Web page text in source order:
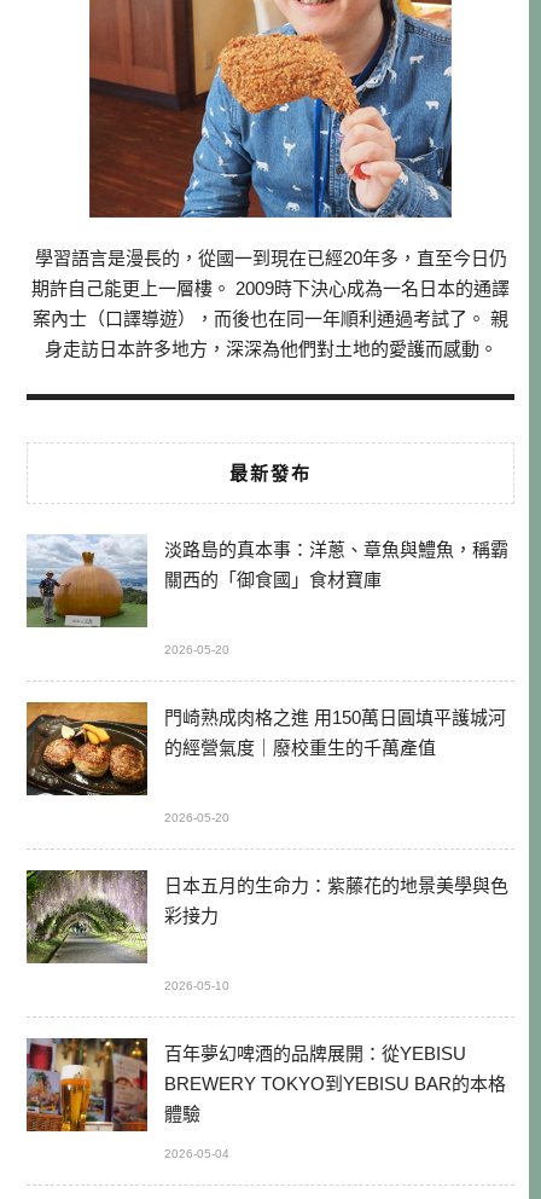
學習語言是漫長的，從國一到現在已經20年多，直至今日仍
期許自己能更上一層樓。 2009時下決心成為一名日本的通譯
案內士（口譯導遊），而後也在同一年順利通過考試了。 親
身走訪日本許多地方，深深為他們對土地的愛護而感動。
最新發布
淡路島的真本事：洋蔥、章魚與鱧魚，稱霸
關西的「御食國」食材寶庫
2026-05-20
門崎熟成肉格之進 用150萬日圓填平護城河
的經營氣度｜廢校重生的千萬產值
2026-05-20
日本五月的生命力：紫藤花的地景美學與色
彩接力
2026-05-10
百年夢幻啤酒的品牌展開：從YEBISU
BREWERY TOKYO到YEBISU BAR的本格
體驗
2026-05-04